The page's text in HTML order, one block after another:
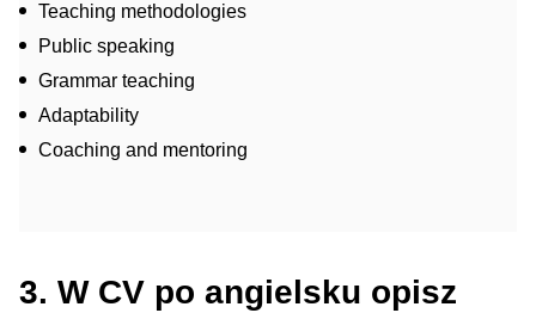
Teaching methodologies
Public speaking
Grammar teaching
Adaptability
Coaching and mentoring
3. W CV po angielsku opisz